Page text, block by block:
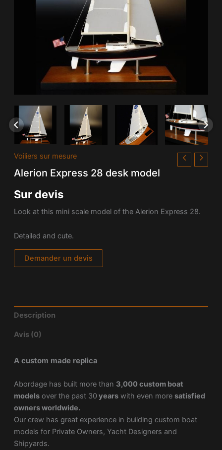
Voiliers sur mesure
Alerion Express 28 desk model
Sur devis
Look at this mini scale model of the Alerion Express 28.
Detailed and cute.
Demander un devis
Description
Avis (0)
A custom made replica
Abordage has built more than 3,000 custom boat
modelsover the past 30 yearswith even more satisfied
owners worldwide.
Our crew has great experience in building custom boat
models for Private Owners, Yacht Designers and
Shipyards.